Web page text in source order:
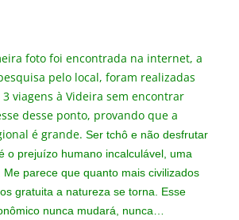
foto foi encontrada na internet, a
pelo local, foram realizadas
viagens à Videira sem encontrar
desse ponto, provando que a
é grande. Ser tchô e não desfrutar
o prejuízo humano incalculável, uma
parece que quanto mais civilizados
gratuita a natureza se torna. Esse
nunca mudará, nunca…